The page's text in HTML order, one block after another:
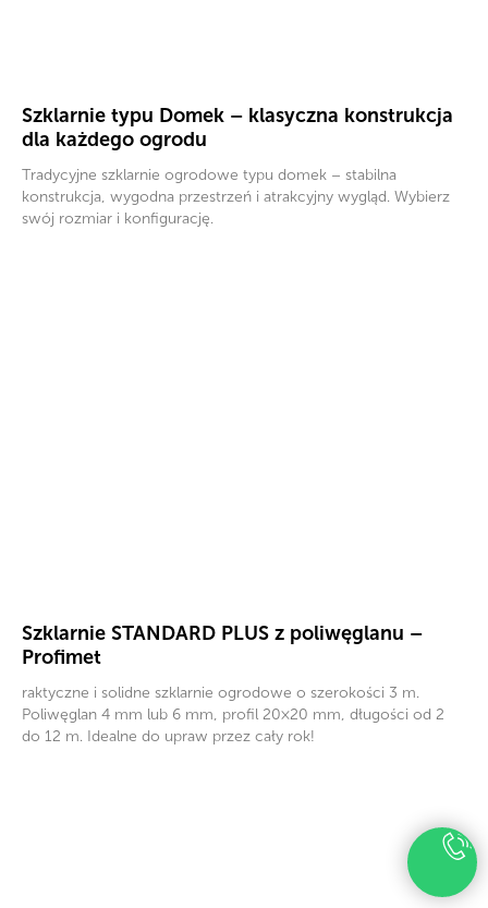
Szklarnie typu Domek – klasyczna konstrukcja
dla każdego ogrodu
Tradycyjne szklarnie ogrodowe typu domek – stabilna
konstrukcja, wygodna przestrzeń i atrakcyjny wygląd. Wybierz
swój rozmiar i konfigurację.
Szklarnie STANDARD PLUS z poliwęglanu –
Profimet
raktyczne i solidne szklarnie ogrodowe o szerokości 3 m.
Poliwęglan 4 mm lub 6 mm, profil 20×20 mm, długości od 2
do 12 m. Idealne do upraw przez cały rok!